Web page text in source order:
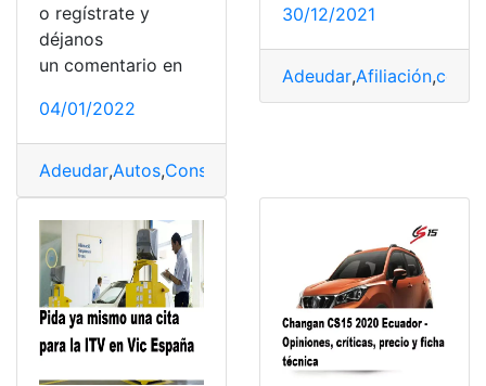
o regístrate y
déjanos
un comentario en
04/01/2022
Adeudar,Autos,Consulta
30/12/2021
Adeudar,Afiliación,